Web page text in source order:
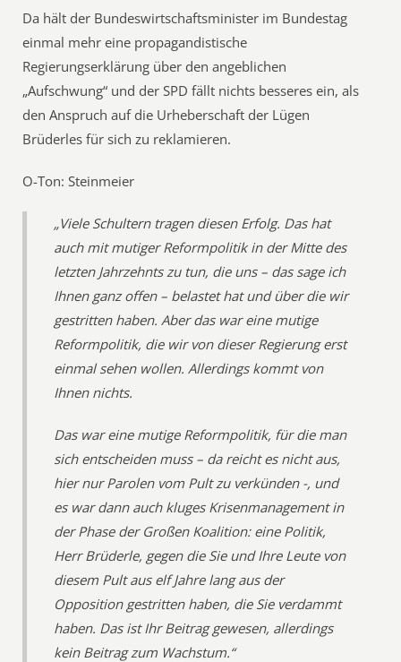
Da hält der Bundeswirtschaftsminister im Bundestag
einmal mehr eine propagandistische
Regierungserklärung über den angeblichen
„Aufschwung“ und der SPD fällt nichts besseres ein, als
den Anspruch auf die Urheberschaft der Lügen
Brüderles für sich zu reklamieren.
O-Ton: Steinmeier
„Viele Schultern tragen diesen Erfolg. Das hat
auch mit mutiger Reformpolitik in der Mitte des
letzten Jahrzehnts zu tun, die uns – das sage ich
Ihnen ganz offen – belastet hat und über die wir
gestritten haben. Aber das war eine mutige
Reformpolitik, die wir von dieser Regierung erst
einmal sehen wollen. Allerdings kommt von
Ihnen nichts.
Das war eine mutige Reformpolitik, für die man
sich entscheiden muss – da reicht es nicht aus,
hier nur Parolen vom Pult zu verkünden -, und
es war dann auch kluges Krisenmanagement in
der Phase der Großen Koalition: eine Politik,
Herr Brüderle, gegen die Sie und Ihre Leute von
diesem Pult aus elf Jahre lang aus der
Opposition gestritten haben, die Sie verdammt
haben. Das ist Ihr Beitrag gewesen, allerdings
kein Beitrag zum Wachstum.“